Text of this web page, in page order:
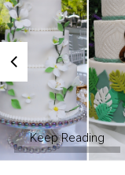
Keep Reading